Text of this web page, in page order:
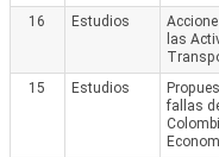
16
Estudios
las
15
Estudios
fallas